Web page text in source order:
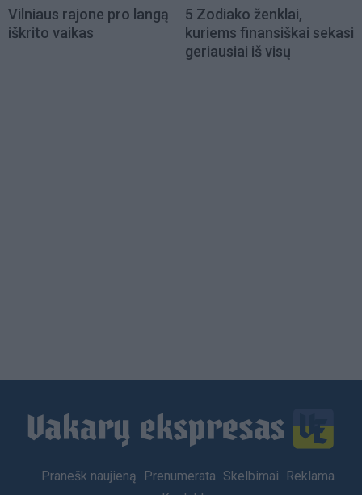
Vilniaus rajone pro langą
iškrito vaikas
5 Zodiako ženklai,
kuriems finansiškai sekasi
geriausiai iš visų
Footer
Pranešk naujieną Prenumerata Skelbimai
Reklama